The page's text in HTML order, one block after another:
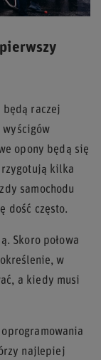
raczej
wyścigów
opony będą się
kilka
samochodu
dość często.
Skoro połowa
w
a kiedy musi
najlepiej